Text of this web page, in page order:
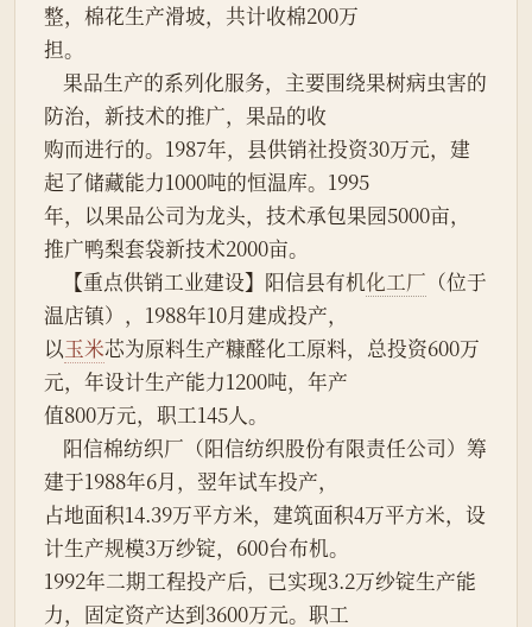
整，棉花生产滑坡，共计收棉200万
担。
防治，新技术的推广，果品的收
购而进行的。1987年，县供销社投资30万元，建
起了储藏能力1000吨的恒温库。1995
年，以果品公司为龙头，技术承包果园5000亩，
推广鸭梨套袋新技术2000亩。
    【重点供销工业建设】阳信县有机
化工厂 （位于
温店镇），1988年10月建成投产，
以玉米芯为原料生产糠醛化工原料，总投资600万
元，年设计生产能力1200吨，年产
值800万元，职工145人。
建于1988年6月，翌年试车投产，
占地面积14.39万平方米，建筑面积4万平方米，设
计生产规模3万纱锭，600台布机。
1992年二期工程投产后，已实现3.2万纱锭生产能
力，固定资产达到3600万元。职工